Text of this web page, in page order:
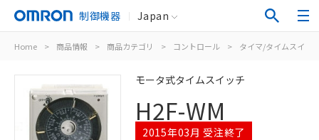
制御機器 Japan
Home > 商品情報 > 商品カテゴリ > コントロール > タイマ/タイムスイッ
モータ式タイムスイッチ
H2F-WM
2015年03月 受注終了